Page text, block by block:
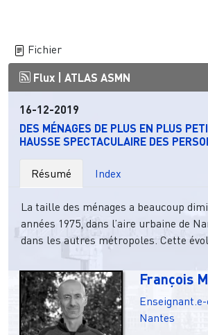
Fichier
Flux | ATLAS ASMN
16-12-2019
DES MÉNAGES DE PLUS EN PLUS
HAUSSE SPECTACULAIRE DES
Résumé Index
La taille des ménages a beaucoup
années 1975, dans l’aire urbaine de
dans les autres métropoles. Cette
François
Nantes